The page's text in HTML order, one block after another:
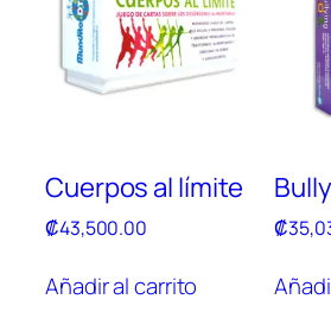
Cuerpos al límite
₡43,500.00
Añadir al carrito
₡